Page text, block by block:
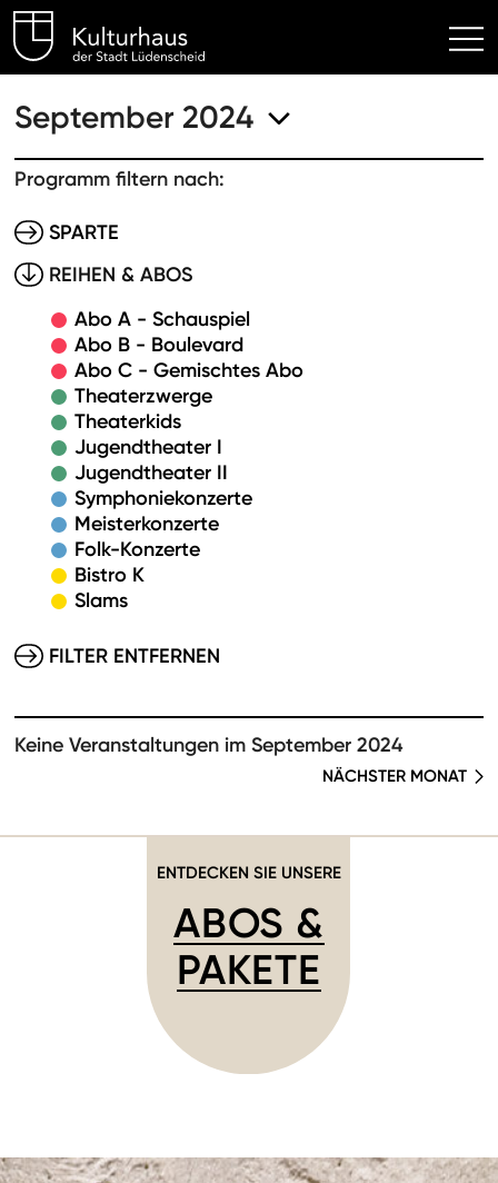
Kulturhaus Lüdenscheid
September 2024
Programm filtern nach:
SPARTE
REIHEN & ABOS
Abo A - Schauspiel
Abo B - Boulevard
Abo C - Gemischtes Abo
Theaterzwerge
Theaterkids
Jugendtheater I
Jugendtheater II
Symphoniekonzerte
Meisterkonzerte
Folk-Konzerte
Bistro K
Slams
FILTER ENTFERNEN
Keine Veranstaltungen im September 2024
NÄCHSTER MONAT
ENTDECKEN SIE UNSERE
ABOS &
PAKETE